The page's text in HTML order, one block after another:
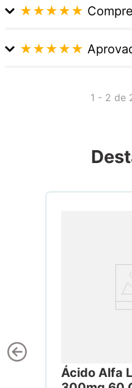
★★★★★
A diferença é percéptivel e
★★★★★
resultados estavam1 - 2 de
Ácido Alfa